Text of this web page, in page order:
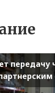
передачу